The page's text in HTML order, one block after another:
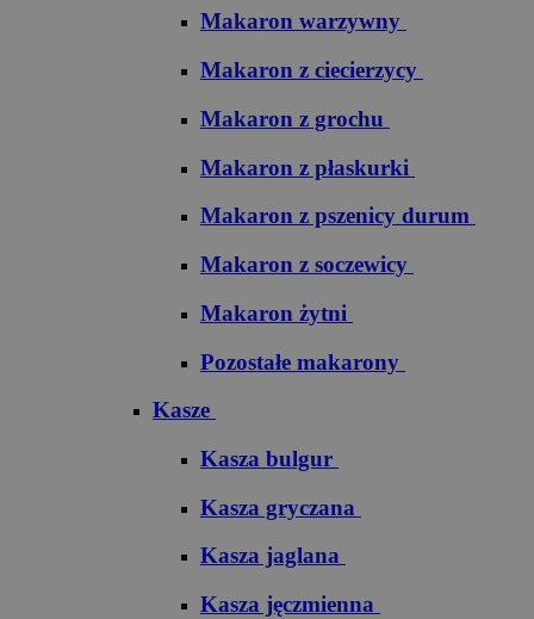
Makaron warzywny
Makaron z ciecierzycy
Makaron z grochu
Makaron z płaskurki
Makaron z pszenicy durum
Makaron z soczewicy
Makaron żytni
Pozostałe makarony
Kasze
Kasza bulgur
Kasza gryczana
Kasza jaglana
Kasza jęczmienna